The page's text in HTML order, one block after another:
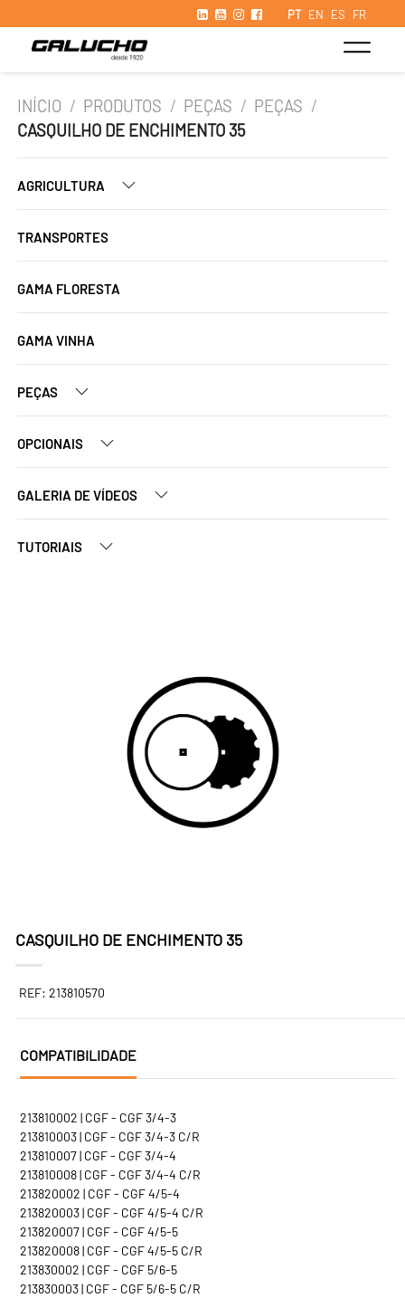
PT EN ES FR
INÍCIO / PRODUTOS / PEÇAS / PEÇAS /
CASQUILHO DE ENCHIMENTO 35
AGRICULTURA
TRANSPORTES
GAMA FLORESTA
GAMA VINHA
PEÇAS
OPCIONAIS
GALERIA DE VÍDEOS
TUTORIAIS
CASQUILHO DE ENCHIMENTO 35
REF: 213810570
COMPATIBILIDADE
213810002 | CGF - CGF 3/4-3
213810003 | CGF - CGF 3/4-3 C/R
213810007 | CGF - CGF 3/4-4
213810008 | CGF - CGF 3/4-4 C/R
213820002 | CGF - CGF 4/5-4
213820003 | CGF - CGF 4/5-4 C/R
213820007 | CGF - CGF 4/5-5
213820008 | CGF - CGF 4/5-5 C/R
213830002 | CGF - CGF 5/6-5
213830003 | CGF - CGF 5/6-5 C/R